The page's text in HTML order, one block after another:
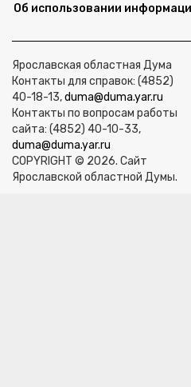
Об использовании
Ярославская областная Дума
Контакты для справок: (4852)
40-18-13,duma@duma.yar.ru
Контакты по вопросам работы
сайта: (4852) 40-10-33,
duma@duma.yar.ru
COPYRIGHT © 2026. Сайт
Ярославской областной Думы.